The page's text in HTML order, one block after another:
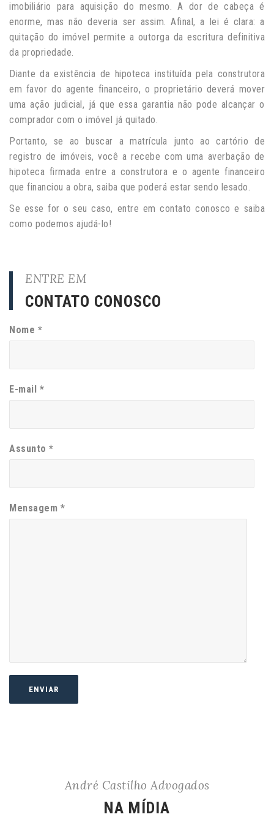
imobiliário para aquisição do mesmo. A dor de cabeça é
enorme, mas não deveria ser assim. Afinal, a lei é clara: a
quitação do imóvel permite a outorga da escritura definitiva
da propriedade.
Diante da existência de hipoteca instituída pela construtora
em favor do agente financeiro, o proprietário deverá mover
uma ação judicial, já que essa garantia não pode alcançar o
comprador com o imóvel já quitado.
Portanto, se ao buscar a matrícula junto ao cartório de
registro de imóveis, você a recebe com uma averbação de
hipoteca firmada entre a construtora e o agente financeiro
que financiou a obra, saiba que poderá estar sendo lesado.
Se esse for o seu caso, entre em contato conosco e saiba
como podemos ajudá-lo!
ENTRE EM
CONTATO CONOSCO
Nome *
E-mail *
Assunto *
Mensagem *
André Castilho Advogados
NA MÍDIA